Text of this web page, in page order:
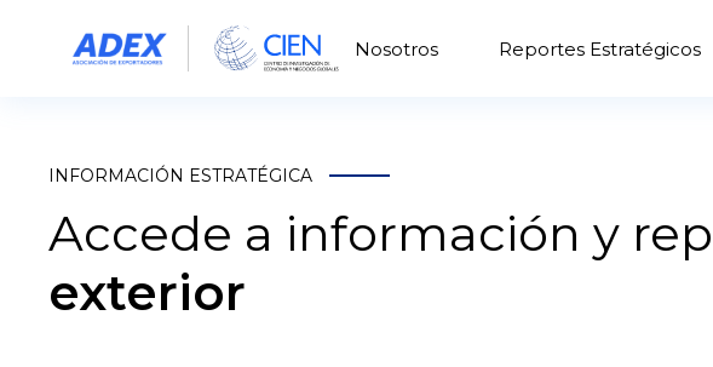
Nosotros Reportes Estratégicos
INFORMACIÓN ESTRATÉGICA
Accede a información y
exterior